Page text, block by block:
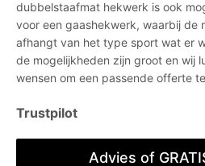
dubbelstaafmat hekwerk is ook
voor een gaashekwerk, waarbij de
afhangt van het type sport wat er
de mogelijkheden zijn groot en wij
wensen om een passende offerte
Trustpilot
Advies of